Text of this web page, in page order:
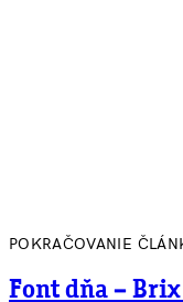
POKRAČOVANIE
Font dňa – Brix